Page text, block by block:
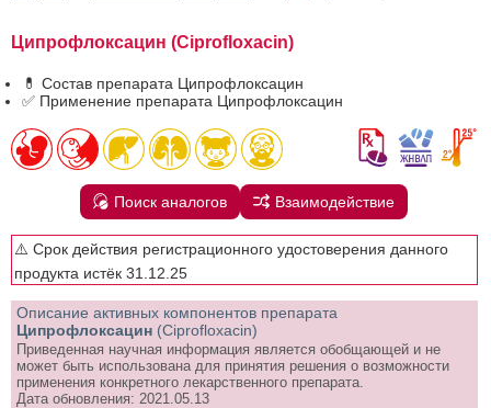
Ципрофлоксацин (Ciprofloxacin)
💊 Состав препарата Ципрофлоксацин
✅ Применение препарата Ципрофлоксацин
Поиск аналогов Взаимодействие
⚠️ Срок действия регистрационного удостоверения данного
продукта истёк 31.12.25
Описание активных компонентов препарата
Ципрофлоксацин (Ciprofloxacin)
Приведенная научная информация является обобщающей и не
может быть использована для принятия решения о возможности
применения конкретного лекарственного препарата.
Дата обновления: 2021.05.13